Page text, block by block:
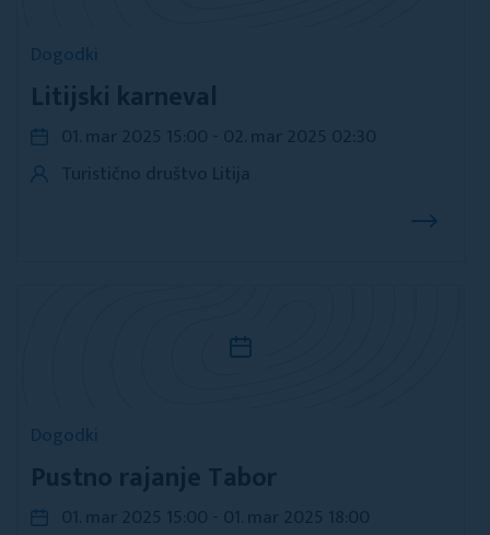
Dogodki
Litijski karneval
Dogodki
Pustno rajanje Tabor